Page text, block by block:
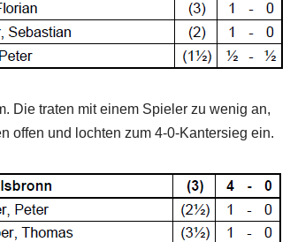
Die traten mit einem Spieler zu wenig an,
offen und lochten zum 4-0-Kantersieg ein.